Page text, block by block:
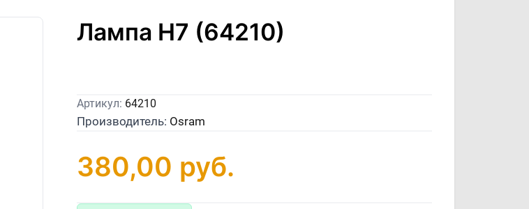
Лампа H7 (64210)
Артикул: 64210
Производитель: Osram
380,00 руб.